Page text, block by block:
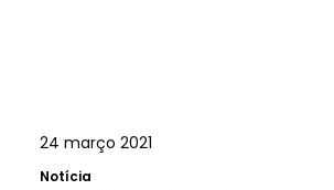
24 março 2021
Notícia